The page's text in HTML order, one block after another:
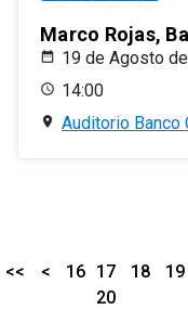
Marco Rojas,
19 de Agosto
14:00
Auditorio Banco
<< < 16 17 18
19
20